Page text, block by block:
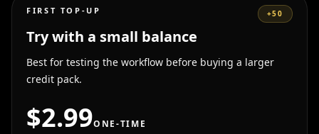
+50
FIRST TOP-UP
Try with a small balance
Best for testing the workflow before buying a larger
credit pack.
$2.99ONE-TIME